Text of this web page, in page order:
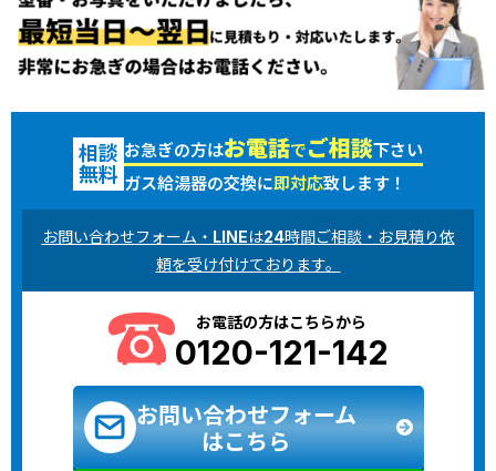
相談
無料
お急ぎの方はお電話でご相談下さい
ガス給湯器の交換に即対応致します！
お問い合わせフォーム・LINEは24時間ご相談・お見積り依
頼を受け付けております。
お電話の方はこちらから
0120-121-142
お問い合わせフォーム
はこちら